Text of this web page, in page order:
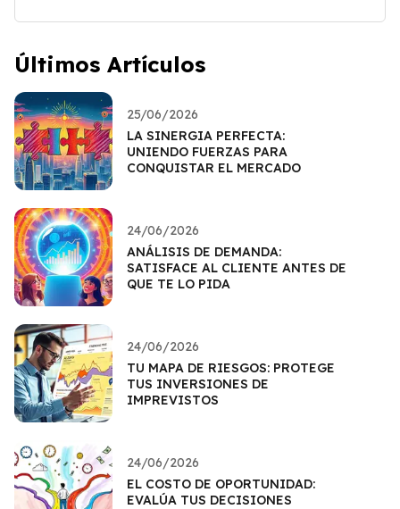
Últimos Artículos
25/06/2026
LA SINERGIA PERFECTA:
UNIENDO FUERZAS PARA
CONQUISTAR EL MERCADO
24/06/2026
ANÁLISIS DE DEMANDA:
SATISFACE AL CLIENTE ANTES DE
QUE TE LO PIDA
24/06/2026
TU MAPA DE RIESGOS: PROTEGE
TUS INVERSIONES DE
IMPREVISTOS
24/06/2026
EL COSTO DE OPORTUNIDAD:
EVALÚA TUS DECISIONES